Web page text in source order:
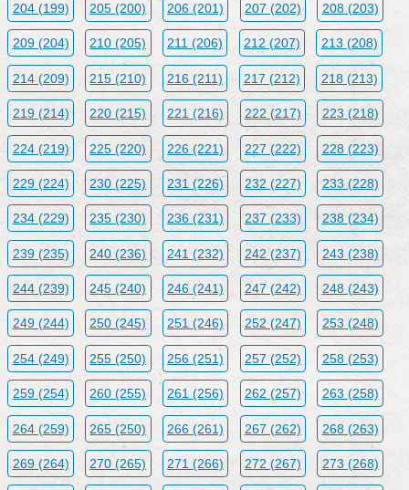
204 (199) 205 (200) 206 (201) 207 (202) 208 (203)
209 (204) 210 (205) 211 (206) 212 (207) 213 (208)
214 (209) 215 (210) 216 (211) 217 (212) 218 (213)
219 (214) 220 (215) 221 (216) 222 (217) 223 (218)
224 (219) 225 (220) 226 (221) 227 (222) 228 (223)
229 (224) 230 (225) 231 (226) 232 (227) 233 (228)
234 (229) 235 (230) 236 (231) 237 (233) 238 (234)
239 (235) 240 (236) 241 (232) 242 (237) 243 (238)
244 (239) 245 (240) 246 (241) 247 (242) 248 (243)
249 (244) 250 (245) 251 (246) 252 (247) 253 (248)
254 (249) 255 (250) 256 (251) 257 (252) 258 (253)
259 (254) 260 (255) 261 (256) 262 (257) 263 (258)
264 (259) 265 (250) 266 (261) 267 (262) 268 (263)
269 (264) 270 (265) 271 (266) 272 (267) 273 (268)